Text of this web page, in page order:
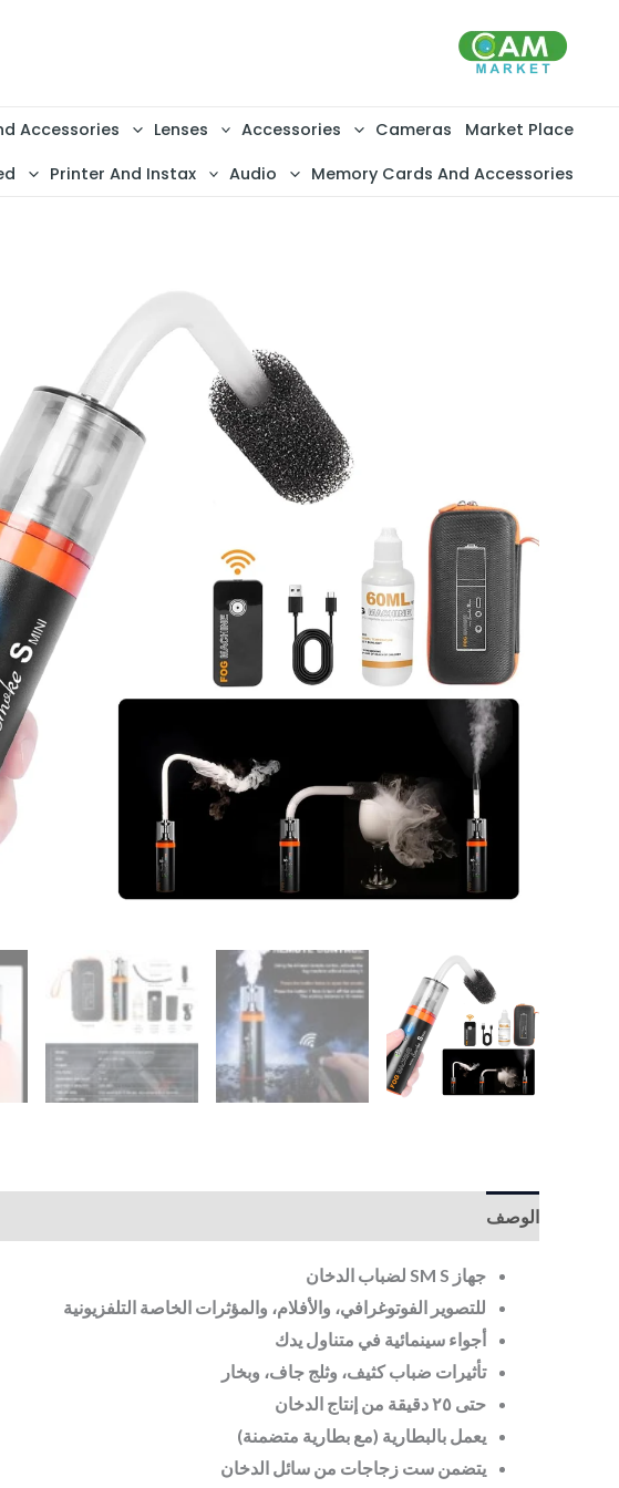
Market Place
Cameras
Accessories
Lenses
Accessories
Memory Cards And Accessories
Audio
Printer And Instax
الوصف
جهاز SM S لضباب الدخان
للتصوير الفوتوغرافي، والأفلام، والمؤثرات الخاصة التلفزيونية
أجواء سينمائية في متناول يدك
تأثيرات ضباب كثيف، وثلج جاف، وبخار
حتى ٢٥ دقيقة من إنتاج الدخان
يعمل بالبطارية (مع بطارية متضمنة)
يتضمن ست زجاجات من سائل الدخان